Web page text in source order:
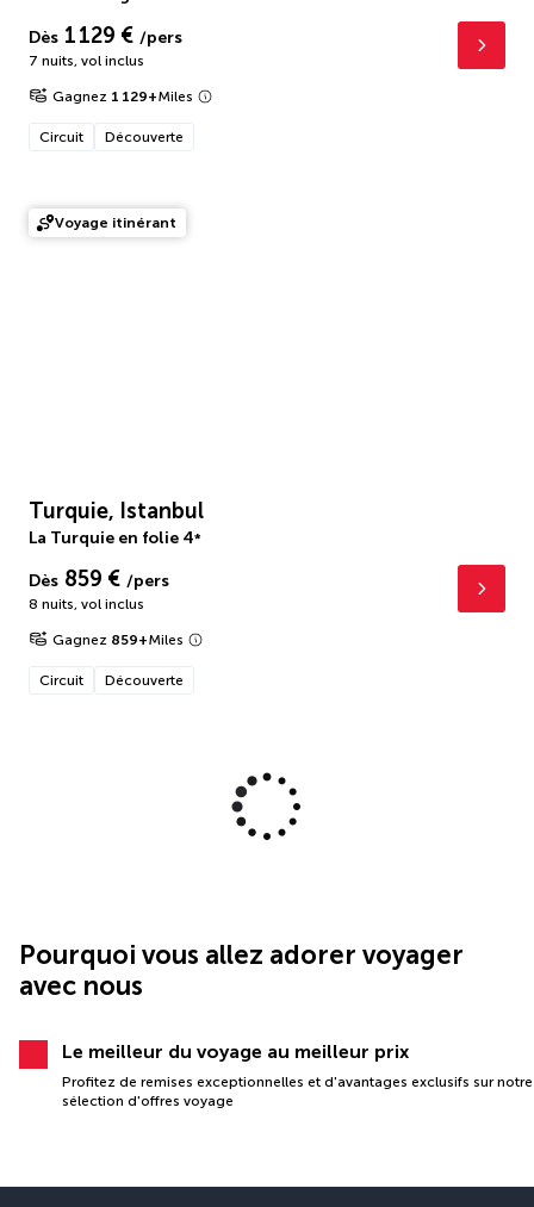
Dès 1 129 € /pers
7 nuits, vol inclus
Gagnez 1 129+Miles
Circuit Découverte
Voyage itinérant
Turquie, Istanbul
La Turquie en folie 4*
Dès 859 € /pers
8 nuits, vol inclus
Gagnez 859+Miles
Circuit Découverte
Pourquoi vous allez adorer voyager
avec nous
Le meilleur du voyage au meilleur prix
Profitez de remises exceptionnelles et d'avantages exclusifs sur notre
sélection d'offres voyage